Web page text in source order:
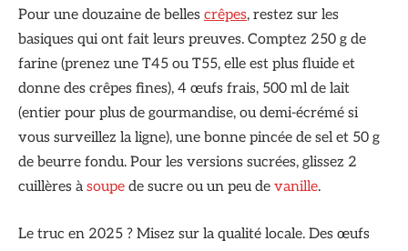
Pour une douzaine de belles crêpes, restez sur les
basiques qui ont fait leurs preuves. Comptez 250 g de
farine (prenez une T45 ou T55, elle est plus fluide et
donne des crêpes fines), 4 œufs frais, 500 ml de lait
(entier pour plus de gourmandise, ou demi-écrémé si
vous surveillez la ligne), une bonne pincée de sel et 50 g
de beurre fondu. Pour les versions sucrées, glissez 2
cuillères à soupe de sucre ou un peu de vanille.
Le truc en 2025 ? Misez sur la qualité locale. Des œufs